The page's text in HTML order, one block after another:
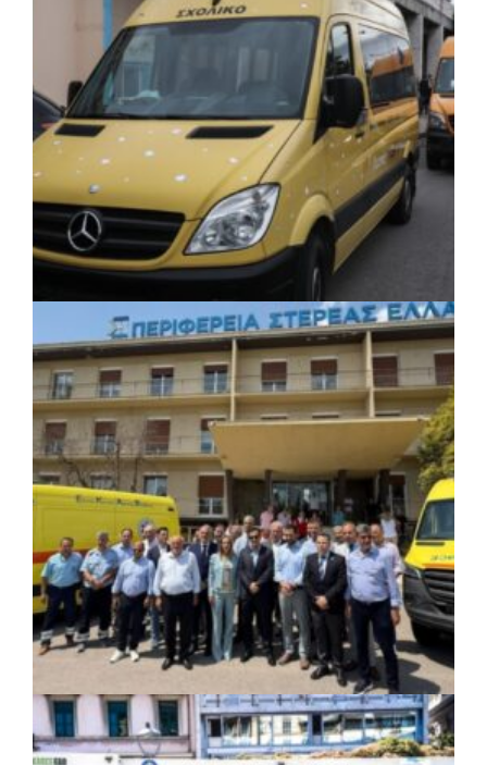
της νέας χρονιάς
06/08/2026 · 17:08
Περιφέρεια Κεντρικής Μακεδονίας: Λύση
για τη μεταφορά 16.500 μαθητών
ΚΟΙΝΩΝΙΑ | 06/08/2026 · 17:01
Περιφέρεια Στερεάς Ελλάδας: Ενίσχυση